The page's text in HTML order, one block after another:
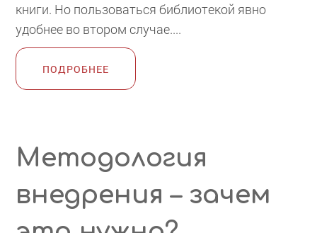
книги. Но пользоваться библиотекой явно
удобнее во втором случае....
ПОДРОБНЕЕ
Методология
внедрения – зачем